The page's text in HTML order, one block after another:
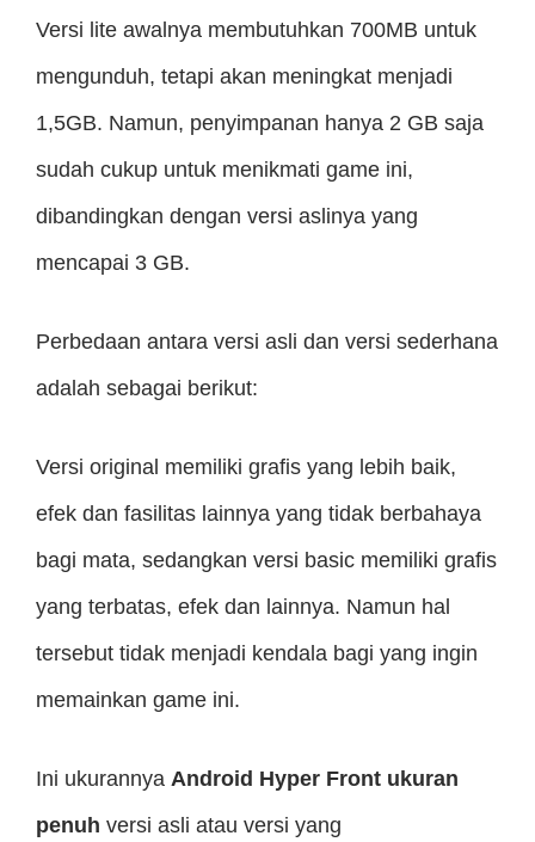
Versi lite awalnya membutuhkan 700MB untuk
mengunduh, tetapi akan meningkat menjadi
1,5GB. Namun, penyimpanan hanya 2 GB saja
sudah cukup untuk menikmati game ini,
dibandingkan dengan versi aslinya yang
mencapai 3 GB.
Perbedaan antara versi asli dan versi sederhana
adalah sebagai berikut:
Versi original memiliki grafis yang lebih baik,
efek dan fasilitas lainnya yang tidak berbahaya
bagi mata, sedangkan versi basic memiliki grafis
yang terbatas, efek dan lainnya. Namun hal
tersebut tidak menjadi kendala bagi yang ingin
memainkan game ini.
Ini ukurannya Android Hyper Front ukuran
penuh versi asli atau versi yang